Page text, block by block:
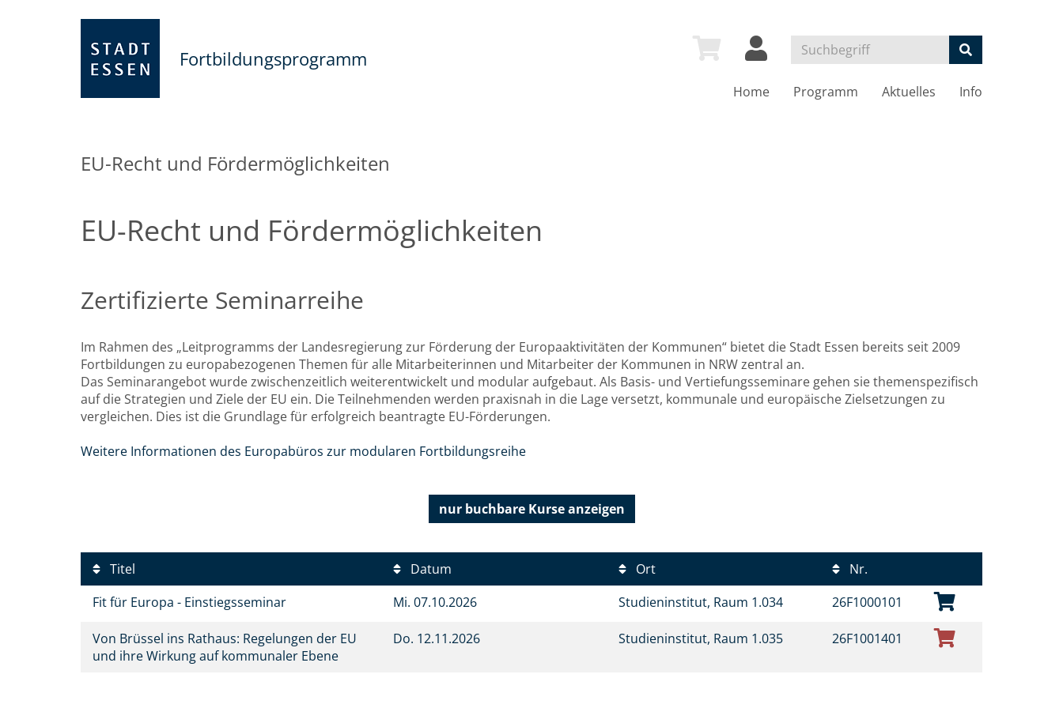
Fortbildungsprogramm
Home Programm Aktuelles Info
EU-Recht und Fördermöglichkeiten
EU-Recht und Fördermöglichkeiten
Zertifizierte Seminarreihe
Im Rahmen des „Leitprogramms der Landesregierung zur Förderung der Europaaktivitäten der Kommunen“ bietet die Stadt Essen bereits seit 2009
Fortbildungen zu europabezogenen Themen für alle Mitarbeiterinnen und Mitarbeiter der Kommunen in NRW zentral an.
Das Seminarangebot wurde zwischenzeitlich weiterentwickelt und modular aufgebaut. Als Basis- und Vertiefungsseminare gehen sie themenspezifisch
auf die Strategien und Ziele der EU ein. Die Teilnehmenden werden praxisnah in die Lage versetzt, kommunale und europäische Zielsetzungen zu
vergleichen. Dies ist die Grundlage für erfolgreich beantragte EU-Förderungen.
Weitere Informationen des Europabüros zur modularen Fortbildungsreihe
nur buchbareKurse anzeigen
Titel Datum Ort
Nr.
Fit für Europa - Einstiegsseminar
Mi. 07.10.2026 Studieninstitut, Raum 1.034 26F1000101
Von Brüssel ins Rathaus: Regelungen der EU
und ihre Wirkung auf kommunaler Ebene
Do. 12.11.2026 Studieninstitut, Raum 1.035 26F1001401